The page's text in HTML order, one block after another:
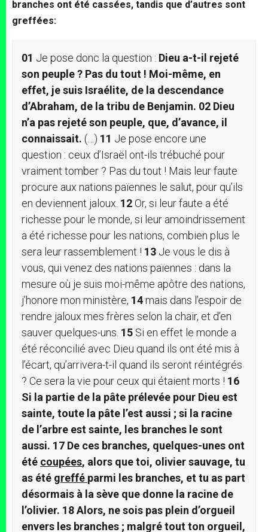
branches ont été cassées, tandis que d’autres sont
greffées:
01 Je pose donc la question : Dieu a-t-il rejeté
son peuple ? Pas du tout ! Moi-même, en
effet, je suis Israélite, de la descendance
d’Abraham, de la tribu de Benjamin. 02 Dieu
n’a pas rejeté son peuple, que, d’avance, il
connaissait. (…) 11 Je pose encore une
question : ceux d’Israël ont-ils trébuché pour
vraiment tomber ? Pas du tout ! Mais leur faute
procure aux nations païennes le salut, pour qu’ils
en deviennent jaloux. 12Or, si leur faute a été
richesse pour le monde, si leur amoindrissement
a été richesse pour les nations, combien plus le
sera leur rassemblement ! 13 Je vous le dis à
vous, qui venez des nations païennes : dans la
mesure où je suis moi-même apôtre des nations,
j’honore mon ministère, 14mais dans l’espoir de
rendre jaloux mes frères selon la chair, et d’en
sauver quelques-uns. 15 Si en effet le monde a
été réconcilié avec Dieu quand ils ont été mis à
l’écart, qu’arrivera-t-il quand ils seront réintégrés
? Ce sera la vie pour ceux qui étaient morts ! 16
Si la partie de la pâte prélevée pour Dieu est
sainte, toute la pâte l’est aussi ; si la racine
de l’arbre est sainte, les branches le sont
aussi. 17 De ces branches, quelques-unes ont
été coupées, alors que toi, olivier sauvage, tu
as été greffé parmi les branches, et tu as part
désormais à la sève que donne la racine de
l’olivier. 18Alors, ne sois pas plein d’orgueil
envers les branches ; malgré tout ton orgueil,